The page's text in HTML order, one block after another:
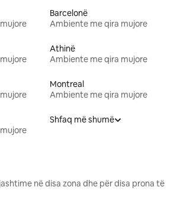
Barcelonë
Ambiente me qira mujore
Athinë
Ambiente me qira mujore
Montreal
Ambiente me qira mujore
Shfaq më shumë
në disa zona dhe për disa prona të